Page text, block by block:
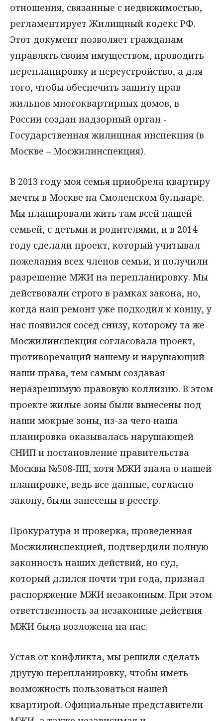
отношения, связанные с недвижимостью,
регламентирует Жилищный кодекс РФ.
Этот документ позволяет гражданам
управлять своим имуществом, проводить
перепланировку и переустройство, а для
того, чтобы обеспечить защиту прав
жильцов многоквартирных домов, в
России создан надзорный орган -
Государственная жилищная инспекция (в
Москве – Мосжилинспекция).
В 2013 году моя семья приобрела квартиру
мечты в Москве на Смоленском бульваре.
Мы планировали жить там всей нашей
семьей, с детьми и родителями, и в 2014
году сделали проект, который учитывал
пожелания всех членов семьи, и получили
разрешение МЖИ на перепланировку. Мы
действовали строго в рамках закона, но,
когда наш ремонт уже подходил к концу, у
нас появился сосед снизу, которому та же
Мосжилинспекция согласовала проект,
противоречащий нашему и нарушающий
наши права, тем самым создавая
неразрешимую правовую коллизию. В этом
проекте жилые зоны были вынесены под
наши мокрые зоны, из-за чего наша
планировка оказывалась нарушающей
СНИП и постановление правительства
Москвы №508-ПП, хотя МЖИ знала о нашей
планировке, ведь все данные, согласно
закону, были занесены в реестр.
Прокуратура и проверка, проведенная
Мосжилинспекцией, подтвердили полную
законность наших действий, но суд,
который длился почти три года, признал
распоряжение МЖИ незаконным. При этом
ответственность за незаконные действия
МЖИ была возложена на нас.
Устав от конфликта, мы решили сделать
другую перепланировку, чтобы иметь
возможность пользоваться нашей
квартирой. Официальные представители